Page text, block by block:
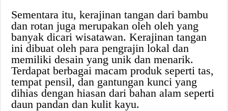
Sementara itu, kerajinan tangan dari bambu
dan rotan juga merupakan oleh oleh yang
banyak dicari wisatawan. Kerajinan tangan
ini dibuat oleh para pengrajin lokal dan
memiliki desain yang unik dan menarik.
Terdapat berbagai macam produk seperti tas,
tempat pensil, dan gantungan kunci yang
dihias dengan hiasan dari bahan alam seperti
daun pandan dan kulit kayu.